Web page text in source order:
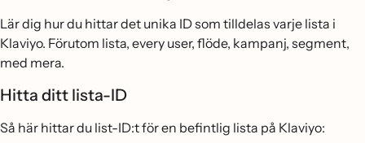
Lär dig hur du hittar det unika ID som tilldelas varje lista i
Klaviyo. Förutom lista, every user, flöde, kampanj, segment,
med mera.
Hitta ditt lista-ID
Så här hittar du list-ID:t för en befintlig lista på Klaviyo: